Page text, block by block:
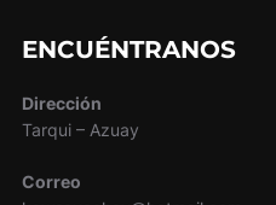
ENCUÉNTRANOS
Dirección
Tarqui – Azuay
Correo